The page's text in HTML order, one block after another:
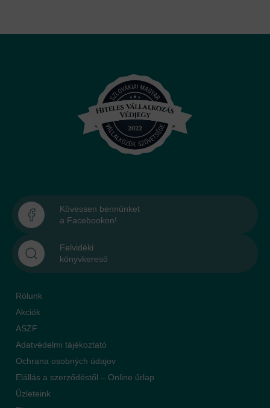
Kövessen bennünket
a Facebookon!
Felvidéki
könyvkereső
Rólunk
Akciók
ASZF
Adatvédelmi tájékoztató
Ochrana osobných údajov
Elállás a szerződéstől – Online űrlap
Üzleteink